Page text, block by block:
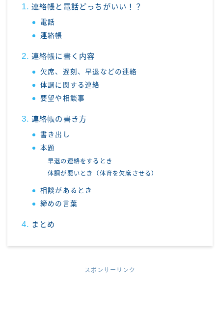
連絡帳と電話どっちがいい！？
電話
連絡帳
連絡帳に書く内容
欠席、遅刻、早退などの連絡
体調に関する連絡
要望や相談事
連絡帳の書き方
書き出し
本題
早退の連絡をするとき
体調が悪いとき（体育を欠席させる）
相談があるとき
締めの言葉
まとめ
スポンサーリンク